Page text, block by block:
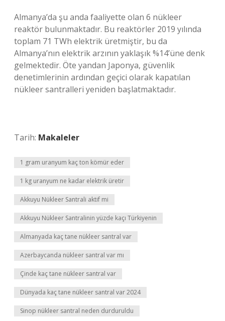
Almanya’da şu anda faaliyette olan 6 nükleer
reaktör bulunmaktadır. Bu reaktörler 2019 yılında
toplam 71 TWh elektrik üretmiştir, bu da
Almanya’nın elektrik arzının yaklaşık %14’üne denk
gelmektedir. Öte yandan Japonya, güvenlik
denetimlerinin ardından geçici olarak kapatılan
nükleer santralleri yeniden başlatmaktadır.
Tarih: Makaleler
1 gram uranyum kaç ton kömür eder
1 kg uranyum ne kadar elektrik üretir
Akkuyu Nükleer Santrali aktif mi
Akkuyu Nükleer Santralinin yüzde kaçı Türkiyenin
Almanyada kaç tane nükleer santral var
Azerbaycanda nükleer santral var mı
Çinde kaç tane nükleer santral var
Dünyada kaç tane nükleer santral var 2024
Sinop nükleer santral neden durduruldu